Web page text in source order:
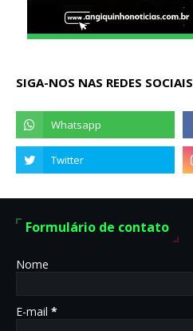
SIGA-NOS NAS REDES SOCIAIS
Formulário de contato
Nome
E-mail *